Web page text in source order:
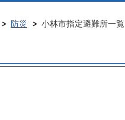
防災 小林市指定避難所一覧